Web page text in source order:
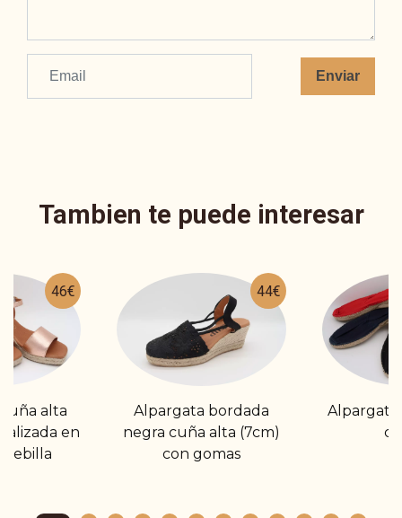
Enviar
Tambien te puede interesar
46€
alta
en
hebilla
44€
Alpargata bordada
negra cuña alta (7cm)
con gomas
Alpargata